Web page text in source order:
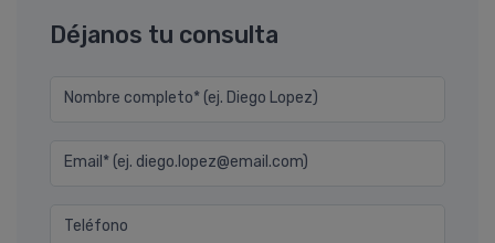
Déjanos tu consulta
Nombre completo* (ej. Diego Lopez)
Email* (ej. diego.lopez@email.com)
Teléfono